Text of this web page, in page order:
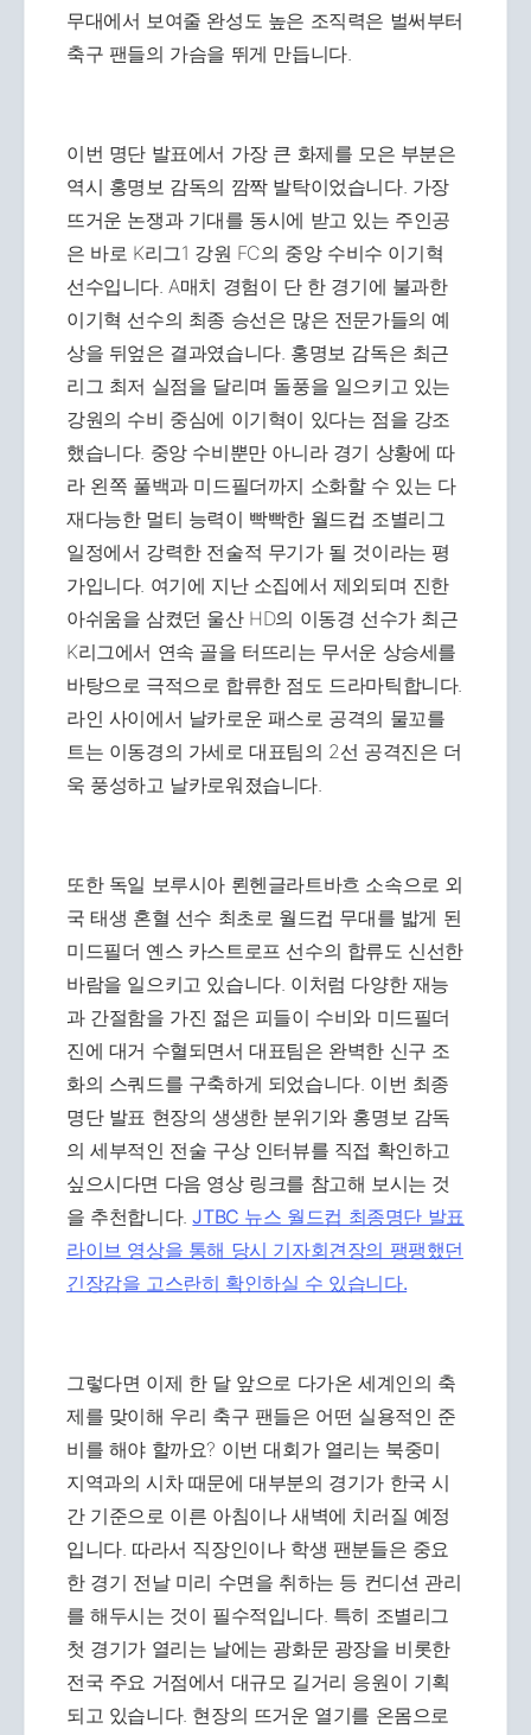
무대에서 보여줄 완성도 높은 조직력은 벌써부터
축구 팬들의 가슴을 뛰게 만듭니다.
이번 명단 발표에서 가장 큰 화제를 모은 부분은
역시 홍명보 감독의 깜짝 발탁이었습니다. 가장
뜨거운 논쟁과 기대를 동시에 받고 있는 주인공
은 바로 K리그1 강원 FC의 중앙 수비수 이기혁
선수입니다. A매치 경험이 단 한 경기에 불과한
이기혁 선수의 최종 승선은 많은 전문가들의 예
상을 뒤엎은 결과였습니다. 홍명보 감독은 최근
리그 최저 실점을 달리며 돌풍을 일으키고 있는
강원의 수비 중심에 이기혁이 있다는 점을 강조
했습니다. 중앙 수비뿐만 아니라 경기 상황에 따
라 왼쪽 풀백과 미드필더까지 소화할 수 있는 다
재다능한 멀티 능력이 빡빡한 월드컵 조별리그
일정에서 강력한 전술적 무기가 될 것이라는 평
가입니다. 여기에 지난 소집에서 제외되며 진한
아쉬움을 삼켰던 울산 HD의 이동경 선수가 최근
K리그에서 연속 골을 터뜨리는 무서운 상승세를
바탕으로 극적으로 합류한 점도 드라마틱합니다.
라인 사이에서 날카로운 패스로 공격의 물꼬를
트는 이동경의 가세로 대표팀의 2선 공격진은 더
욱 풍성하고 날카로워졌습니다.
또한 독일 보루시아 뢴헨글라트바흐 소속으로 외
국 태생 혼혈 선수 최초로 월드컵 무대를 밟게 된
미드필더 옌스 카스트로프 선수의 합류도 신선한
바람을 일으키고 있습니다. 이처럼 다양한 재능
과 간절함을 가진 젊은 피들이 수비와 미드필더
진에 대거 수혈되면서 대표팀은 완벽한 신구 조
화의 스쿼드를 구축하게 되었습니다. 이번 최종
명단 발표 현장의 생생한 분위기와 홍명보 감독
의 세부적인 전술 구상 인터뷰를 직접 확인하고
싶으시다면 다음 영상 링크를 참고해 보시는 것
을 추천합니다.JTBC 뉴스 월드컵 최종명단 발표
라이브 영상을 통해 당시 기자회견장의 팽팽했던
긴장감을 고스란히 확인하실 수 있습니다.
그렇다면 이제 한 달 앞으로 다가온 세계인의 축
제를 맞이해 우리 축구 팬들은 어떤 실용적인 준
비를 해야 할까요? 이번 대회가 열리는 북중미
지역과의 시차 때문에 대부분의 경기가 한국 시
간 기준으로 이른 아침이나 새벽에 치러질 예정
입니다. 따라서 직장인이나 학생 팬분들은 중요
한 경기 전날 미리 수면을 취하는 등 컨디션 관리
를 해두시는 것이 필수적입니다. 특히 조별리그
첫 경기가 열리는 날에는 광화문 광장을 비롯한
전국 주요 거점에서 대규모 길거리 응원이 기획
되고 있습니다. 현장의 뜨거운 열기를 온몸으로